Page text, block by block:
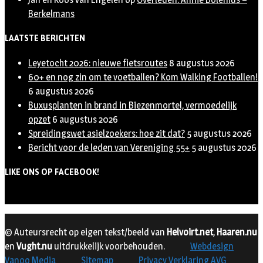
Berkelmans
LAATSTE BERICHTEN
Leyetocht 2026: nieuwe fietsroutes 8 augustus 2026
60+ en nog zin om te voetballen? Kom Walking Footballen!
6 augustus 2026
Buxusplanten in brand in Biezenmortel, vermoedelijk
opzet 6 augustus 2026
Spreidingswet asielzoekers: hoe zit dat? 5 augustus 2026
Bericht voor de leden van Vereniging 55+ 5 augustus 2026
LIKE ONS OP FACEBOOK!
© Auteursrecht op eigen tekst/beeld van Helvoirt.net, Haaren.nu
en Vught.nu uitdrukkelijk voorbehouden.
Webdesign
Vanoo Media
Sitemap Privacy Verklaring AVG